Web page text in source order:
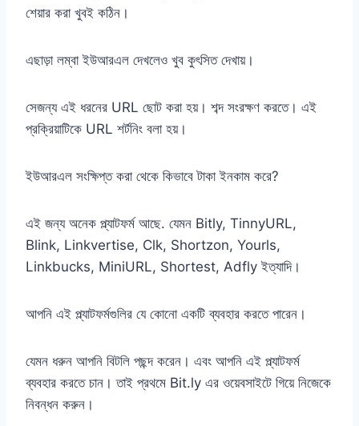
শেয়ার করা খুবই কঠিন।
এছাড়া লম্বা ইউআরএল দেখলেও খুব কুৎসিত দেখায়।
সেজন্য এই ধরনের URL ছোট করা হয়। শব্দ সংরক্ষণ করতে। এই
প্রক্রিয়াটিকে URL শর্টনিং বলা হয়।
ইউআরএল সংক্ষিপ্ত করা থেকে কিভাবে টাকা ইনকাম করে?
এই জন্য অনেক প্ল্যাটফর্ম আছে. যেমন Bitly, TinnyURL,
Blink, Linkvertise, Clk, Shortzon, Yourls,
Linkbucks, MiniURL, Shortest, Adfly ইত্যাদি।
আপনি এই প্ল্যাটফর্মগুলির যে কোনো একটি ব্যবহার করতে পারেন।
যেমন ধরুন আপনি বিটলি পছন্দ করেন। এবং আপনি এই প্ল্যাটফর্ম
ব্যবহার করতে চান। তাই প্রথমে Bit.ly এর ওয়েবসাইটে গিয়ে নিজেকে
নিবন্ধন করুন।